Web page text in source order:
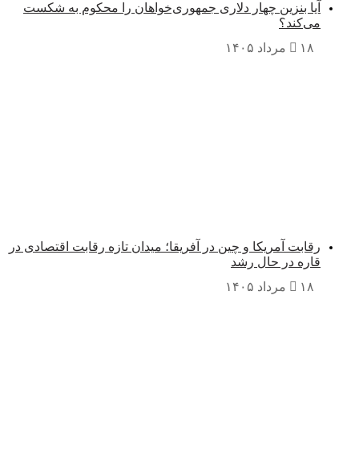
آیا بنزین چهار دلاری جمهوری‌خواهان را محکوم به شکست
می‌کند؟
رقابت آمریکا و چین در آفریقا؛ میدان تازه رقابت اقتصادی در
قاره در حال رشد